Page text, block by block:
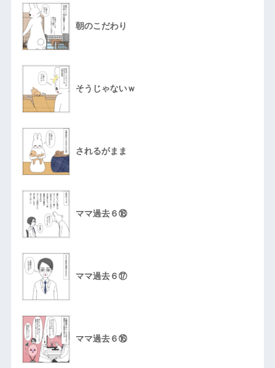
朝のこだわり
そうじゃないｗ
されるがまま
ママ過去６⑱
ママ過去６⑰
ママ過去６⑯